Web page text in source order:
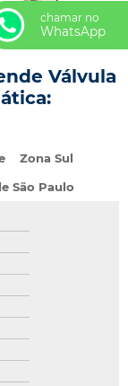
Válvula
Zona Sul
São Paulo
chamar no
WhatsApp